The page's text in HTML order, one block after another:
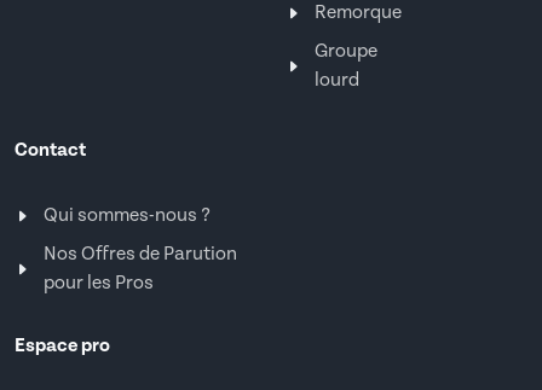
Remorque
Groupe
lourd
Contact
Qui sommes-nous ?
Nos Offres de Parution
pour les Pros
Espace pro